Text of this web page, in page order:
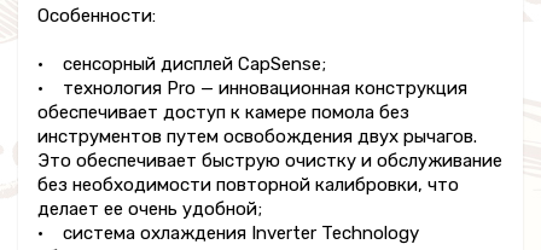
Особенности:
• сенсорный дисплей CapSense;
• технология Pro — инновационная конструкция
обеспечивает доступ к камере помола без
инструментов путем освобождения двух рычагов.
Это обеспечивает быструю очистку и обслуживание
без необходимости повторной калибровки, что
делает ее очень удобной;
• система охлаждения Inverter Technology